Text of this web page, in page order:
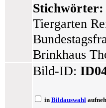
Stichwörter:
Tiergarten
Brinkhaus
Bild-ID:
in Bildauswahl